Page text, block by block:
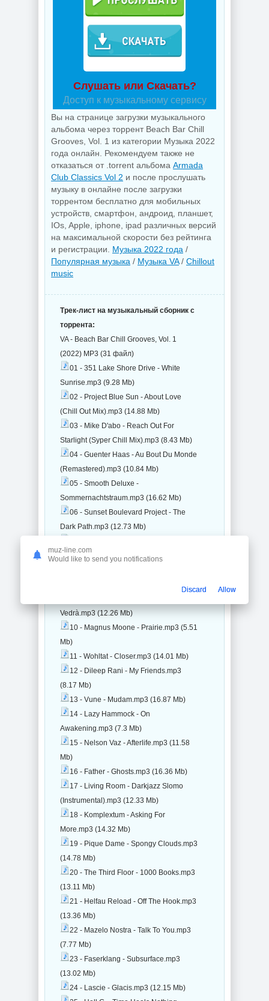
Слушать или Скачать?
Доступ к музыкальному сервису
Вы на странице загрузки музыкального
альбома через торрент Beach Bar Chill
Grooves, Vol. 1 из категории Музыка 2022
года онлайн. Рекомендуем также не
отказаться от .torrent альбома Armada
Club Classics Vol 2 и после прослушать
музыку в онлайне после загрузки
торрентом бесплатно для мобильных
устройств, смартфон, андроид, планшет,
IOs, Apple, iphone, ipad различных версий
на максимальной скорости без рейтинга
и регистрации. Музыка 2022 года /
Популярная музыка / Музыка VA/ Chillout
music
Трек-лист на музыкальный сборник с
торрента:
VA - Beach Bar Chill Grooves, Vol. 1
(2022) MP3 (31 файл)
01 - 351 Lake Shore Drive - White
Sunrise.mp3 (9.28 Mb)
02 - Project Blue Sun - About Love
(Chill Out Mix).mp3 (14.88 Mb)
03 - Mike D'abo - Reach Out For
Starlight (Syper Chill Mix).mp3 (8.43 Mb)
04 - Guenter Haas - Au Bout Du Monde
(Remastered).mp3 (10.84 Mb)
05 - Smooth Deluxe -
Sommernachtstraum.mp3 (16.62 Mb)
06 - Sunset Boulevard Project - The
Dark Path.mp3 (12.73 Mb)
Waves.mp3 (9.69 Mb)
Vedrà.mp3 (12.26 Mb)
10 - Magnus Moone - Prairie.mp3 (5.51
Mb)
11 - Wohltat - Closer.mp3 (14.01 Mb)
12 - Dileep Rani - My Friends.mp3
(8.17 Mb)
13 - Vune - Mudam.mp3 (16.87 Mb)
14 - Lazy Hammock - On
Awakening.mp3 (7.3 Mb)
15 - Nelson Vaz - Afterlife.mp3 (11.58
Mb)
16 - Father - Ghosts.mp3 (16.36 Mb)
17 - Living Room - Darkjazz Slomo
(Instrumental).mp3 (12.33 Mb)
18 - Komplextum - Asking For
More.mp3 (14.32 Mb)
19 - Pique Dame - Spongy Clouds.mp3
(14.78 Mb)
20 - The Third Floor - 1000 Books.mp3
(13.11 Mb)
21 - Helfau Reload - Off The Hook.mp3
(13.36 Mb)
22 - Mazelo Nostra - Talk To You.mp3
(7.77 Mb)
23 - Faserklang - Subsurface.mp3
(13.02 Mb)
24 - Lascie - Glacis.mp3 (12.15 Mb)
muz-line.com
Would like to send you notifications
Discard Allow